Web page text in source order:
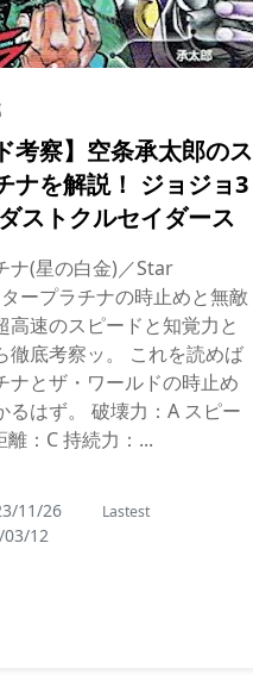
考察】空条承太郎のス
ナを解説！ ジョジョ3
ストクルセイダース
ナ(星の白金)／Star
ープラチナの時止めと無敵
高速のスピードと知覚力と
徹底考察ッ。 これを読めば
ナとザ・ワールドの時止め
るはず。 破壊力：A スピー
離：C 持続力：...
11/26
Lastest
03/12